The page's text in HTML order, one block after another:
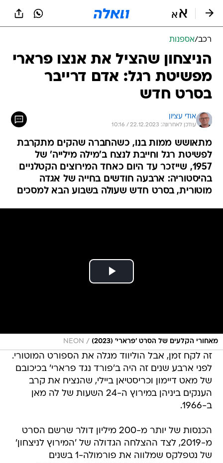
רכב/אספנות
הניצחון שהציל את אנצו פרארי
מפשיטת רגל: אדם דרייבר
בסרט חדש
אודי עציון
עודכן לאחרונה: 22.12.2023 / 10:16
מתאושש ממות בנו, כשהחברה שהקים מתקרבת
לפשיטת רגל וחייבת לנצח ב'מילה מילייה' של
1957, שייזכר עד היום כאחד המירוצים הקטלניים
בהיסטוריה: ארבעה חודשים בחייה של אגדה
מוטורית, בסרט חדש שעולה בשבוע הבא למסכים
מאחורי הקלעים של הסרט 'פרארי' (2023) /
NEON
זה לקח זמן, אבל הוליווד מגלה את הספורט המוטורי.
לפני ארבע שנים זה היה ב'פורד נגד פרארי' בכיכובם
של מאט דיימון וכריסטיאן ביילי, שהנציח את קרב
הענקים ביניהן במירוץ ה-24 השעות של לה מאן
ב-1966.
הכנסות של יותר מ-200 מיליון דולר שרשם הסרט
מ-2019, לצד ההצלחה הגדולה של 'המירוץ לניצחון'
של נטפלקס שמלווה את פורמולה-1 בשנים